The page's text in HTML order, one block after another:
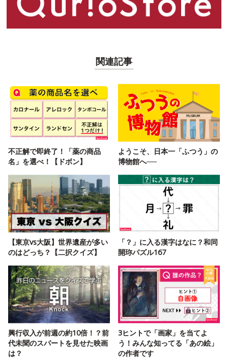
関連記事
不正解で即終了！「薬の商品
名」を選べ！【ドボン】
ようこそ、日本一「ふつう」の
博物館へ──
【東京vs大阪】世界遺産が多い
のはどっち？【二択クイズ】
「？」に入る漢字はなに？和同
開珎パズル167
興行収入が前週の約10倍！？前
代未聞のスパートを見せた映画
は？
3ヒントで「画家」を当てよ
う！みんな知ってる「あの絵」
の作者です